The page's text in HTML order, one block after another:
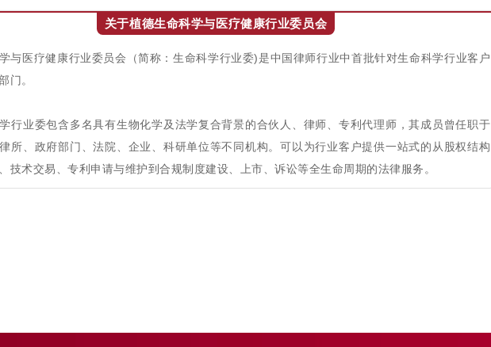
关于植德生命科学与医疗健康行业委员会
与医疗健康行业委员会（简称：生命科学行业委)是中国律师行业中首批针对生命科学行业客户
门。
行业委包含多名具有生物化学及法学复合背景的合伙人、律师、专利代理师，其成员曾任职于
所、政府部门、法院、企业、科研单位等不同机构。可以为行业客户提供一站式的从股权结构
技术交易、专利申请与维护到合规制度建设、上市、诉讼等全生命周期的法律服务。